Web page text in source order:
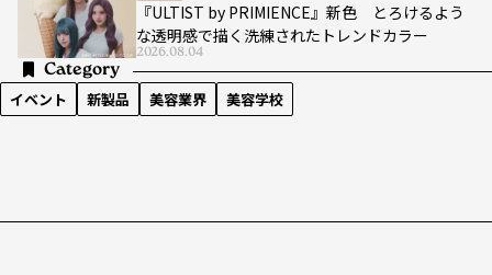
『ULTIST by PRIMIENCE』新色 とろけるよう
な透明感で描く洗練されたトレンドカラー
2026.08.04
Category
イベント 新製品 美容業界 美容学校